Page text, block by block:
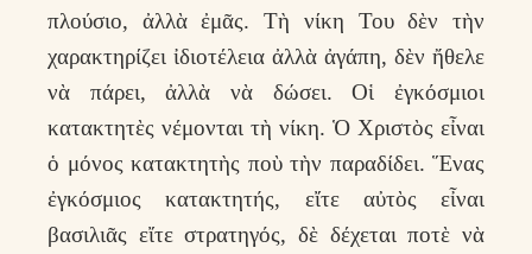
πλούσιο, ἀλλὰ ἐμᾶς. Τὴ νίκη Του δὲν τὴν
χαρακτηρίζει ἰδιοτέλεια ἀλλὰ ἀγάπη, δὲν ἤθελε
νὰ πάρει, ἀλλὰ νὰ δώσει. Οἱ ἐγκόσμιοι
κατακτητὲς νέμονται τὴ νίκη. Ὁ Χριστὸς εἶναι
ὁ μόνος κατακτητὴς ποὺ τὴν παραδίδει. Ἕνας
ἐγκόσμιος κατακτητής, εἴτε αὐτὸς εἶναι
βασιλιᾶς εἴτε στρατηγός, δὲ δέχεται ποτὲ νὰ